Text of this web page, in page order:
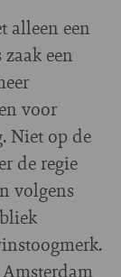
alleen een
een
voor
Niet op de
de regie
volgens